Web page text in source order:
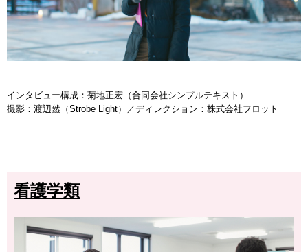
インタビュー構成：菊地正宏（合同会社シンプルテキスト）
撮影：渡辺然（Strobe Light）／ディレクション：株式会社フロット
看護学類